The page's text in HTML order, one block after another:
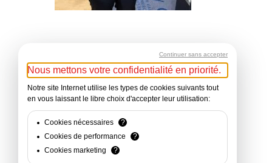
Continuer sans accepter
Nous mettons votre confidentialité en priorité.
Notre site Internet utilise les types de cookies suivants tout
en vous laissant le libre choix d'accepter leur utilisation:
Cookies nécessaires
?
Cookies de performance
?
Cookies marketing
?